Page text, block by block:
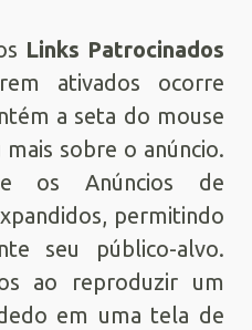
Links Patrocinados
ativados ocorre
a seta do mouse
sobre o anúncio.
os Anúncios de
permitindo
seu público-alvo.
ao reproduzir um
em uma tela de